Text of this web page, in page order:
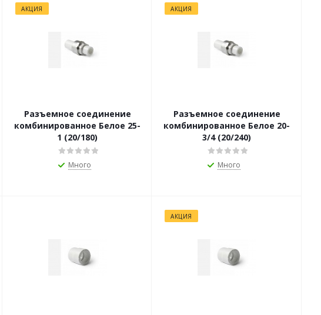
АКЦИЯ
Разъемное соединение
комбинированное Белое 25-
1 (20/180)
Много
АКЦИЯ
Разъемное соединение
комбинированное Белое 20-
3/4 (20/240)
Много
АКЦИЯ